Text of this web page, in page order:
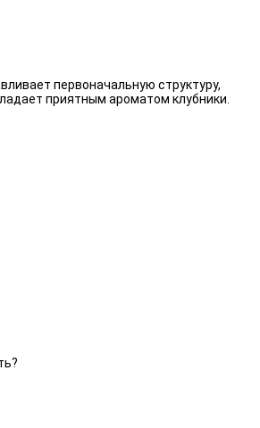
первоначальную структуру,
приятным ароматом клубники.